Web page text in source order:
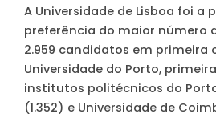
A Universidade de Lisboa foi a
preferência do maior número
2.959 candidatos em primeira
Universidade do Porto,
institutos politécnicos do Porto
(1.352) e Universidade de